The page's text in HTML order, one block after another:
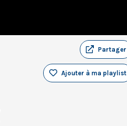
Partager
Ajouter à ma playlist